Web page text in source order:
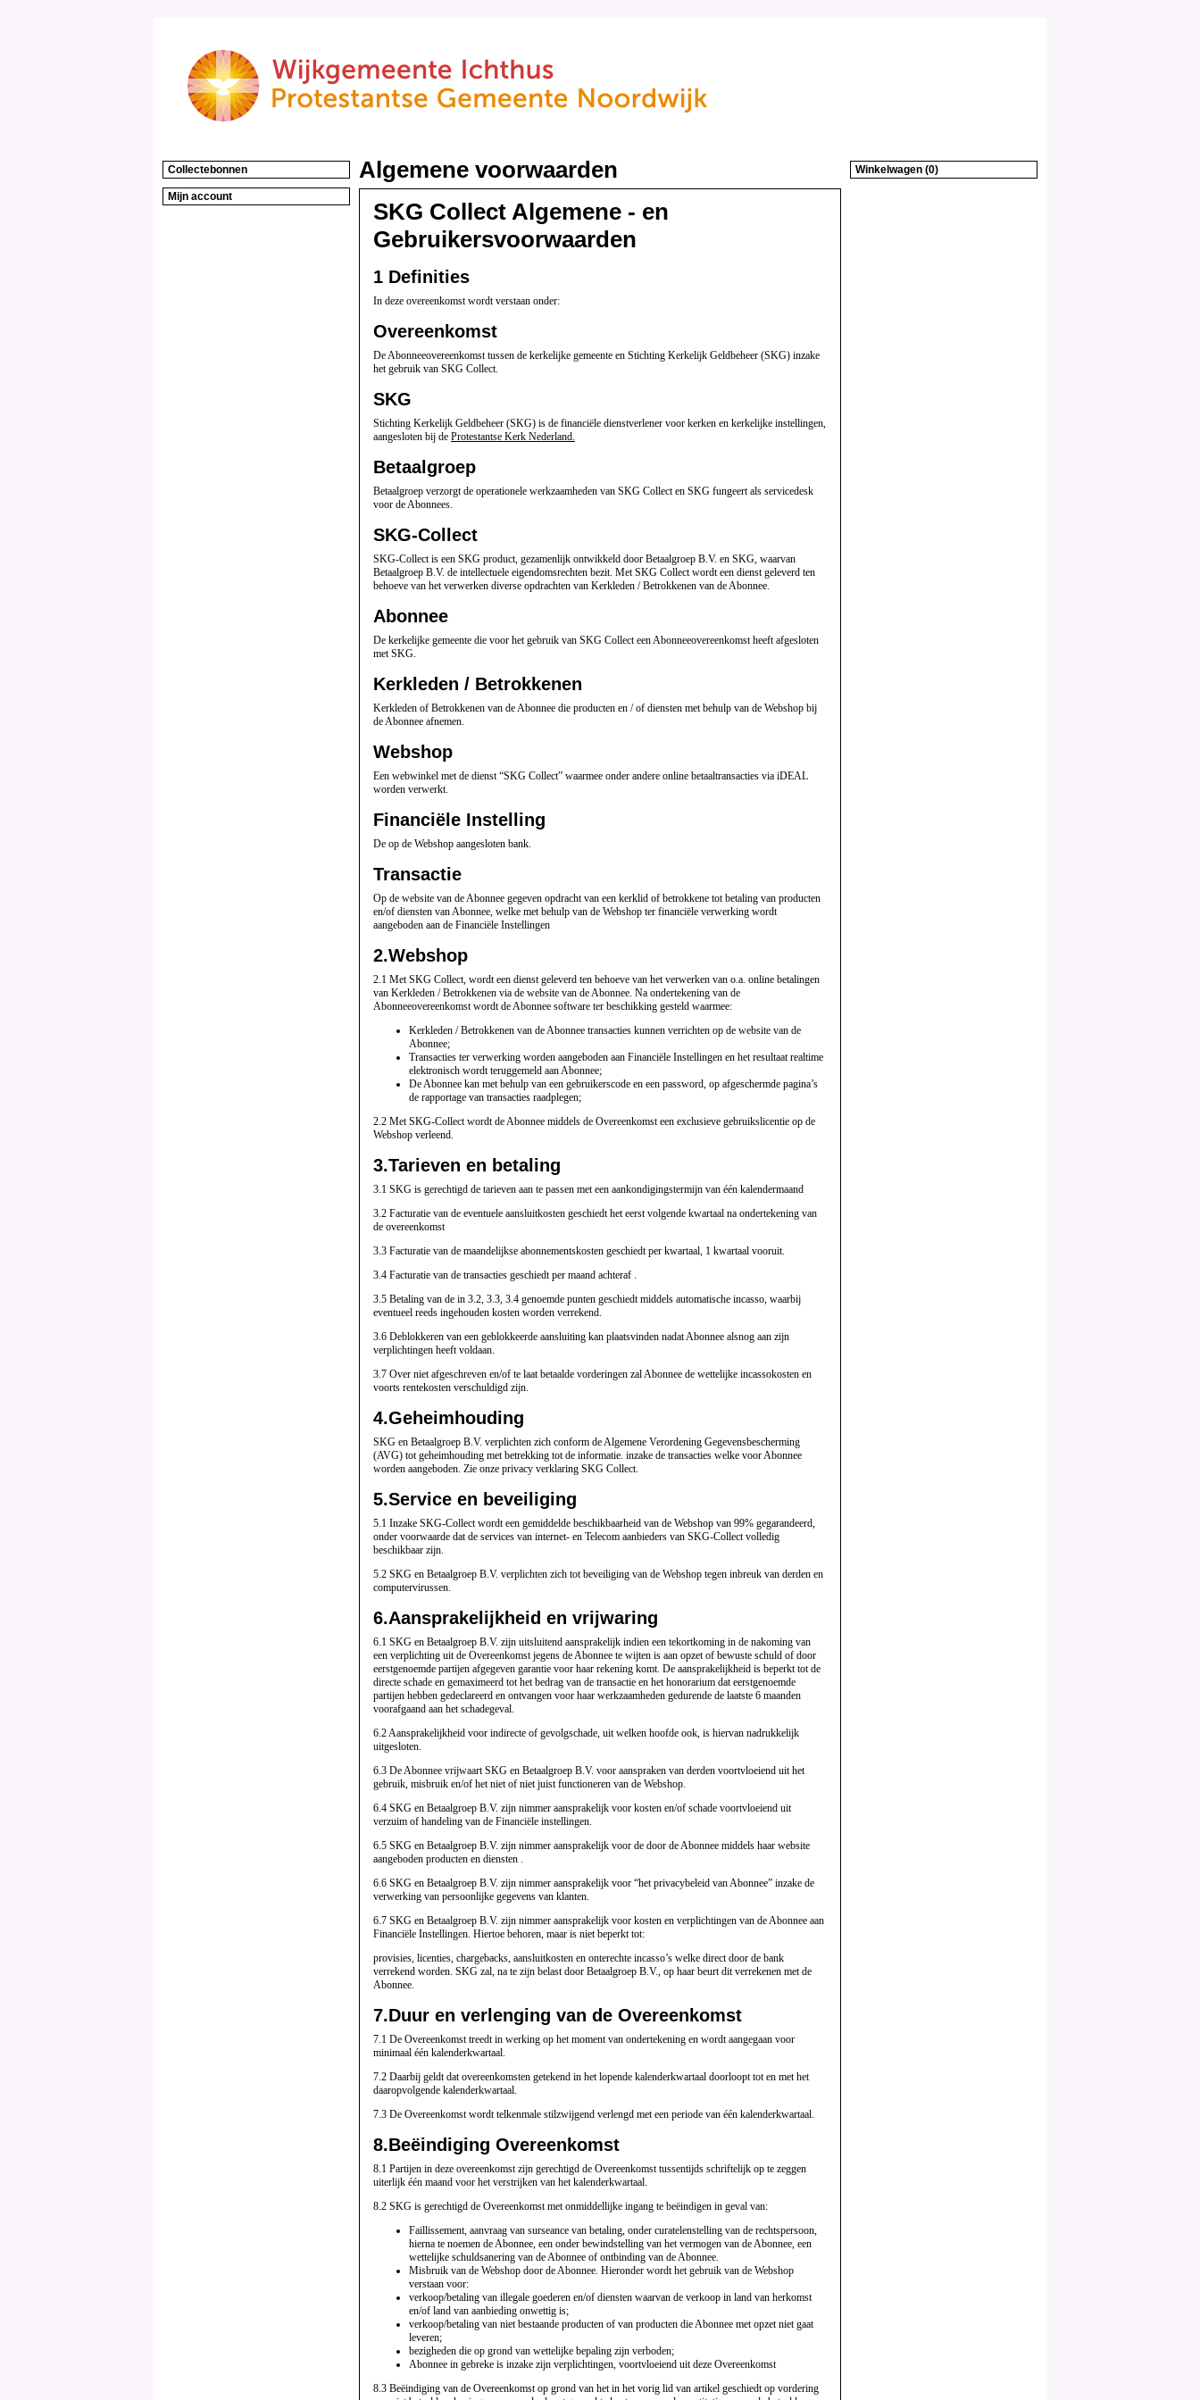
Algemene voorwaarden
SKG Collect Algemene - en
Gebruikersvoorwaarden
1 Definities
In deze overeenkomst wordt verstaan onder:
Overeenkomst
De Abonneeovereenkomst tussen de kerkelijke gemeente en Stichting Kerkelijk Geldbeheer (SKG) inzake
het gebruik van SKG Collect.
SKG
Stichting Kerkelijk Geldbeheer (SKG) is de financiële dienstverlener voor kerken en kerkelijke instellingen,
aangesloten bij de Protestantse Kerk Nederland.
Betaalgroep
Betaalgroep verzorgt de operationele werkzaamheden van SKG Collect en SKG fungeert als servicedesk
voor de Abonnees.
SKG-Collect
SKG-Collect is een SKG product, gezamenlijk ontwikkeld door Betaalgroep B.V. en SKG, waarvan
Betaalgroep B.V. de intellectuele eigendomsrechten bezit. Met SKG Collect wordt een dienst geleverd ten
behoeve van het verwerken diverse opdrachten van Kerkleden / Betrokkenen van de Abonnee.
Abonnee
De kerkelijke gemeente die voor het gebruik van SKG Collect een Abonneeovereenkomst heeft afgesloten
met SKG.
Kerkleden / Betrokkenen
Kerkleden of Betrokkenen van de Abonnee die producten en / of diensten met behulp van de Webshop bij
de Abonnee afnemen.
Webshop
Een webwinkel met de dienst “SKG Collect” waarmee onder andere online betaaltransacties via iDEAL
worden verwerkt.
Financiële Instelling
De op de Webshop aangesloten bank.
Transactie
Op de website van de Abonnee gegeven opdracht van een kerklid of betrokkene tot betaling van producten
en/of diensten van Abonnee, welke met behulp van de Webshop ter financiële verwerking wordt
aangeboden aan de Financiële Instellingen
2.Webshop
2.1 Met SKG Collect, wordt een dienst geleverd ten behoeve van het verwerken van o.a. online betalingen
van Kerkleden / Betrokkenen via de website van de Abonnee. Na ondertekening van de
Abonneeovereenkomst wordt de Abonnee software ter beschikking gesteld waarmee:
Kerkleden / Betrokkenen van de Abonnee transacties kunnen verrichten op de website van de
Abonnee;
Transacties ter verwerking worden aangeboden aan Financiële Instellingen en het resultaat realtime
elektronisch wordt teruggemeld aan Abonnee;
De Abonnee kan met behulp van een gebruikerscode en een password, op afgeschermde pagina’s
de rapportage van transacties raadplegen;
2.2 Met SKG-Collect wordt de Abonnee middels de Overeenkomst een exclusieve gebruikslicentie op de
Webshop verleend.
3.Tarieven en betaling
3.1 SKG is gerechtigd de tarieven aan te passen met een aankondigingstermijn van één kalendermaand
3.2 Facturatie van de eventuele aansluitkosten geschiedt het eerst volgende kwartaal na ondertekening van
de overeenkomst
3.3 Facturatie van de maandelijkse abonnementskosten geschiedt per kwartaal, 1 kwartaal vooruit.
3.4 Facturatie van de transacties geschiedt per maand achteraf .
3.5 Betaling van de in 3.2, 3.3, 3.4 genoemde punten geschiedt middels automatische incasso, waarbij
eventueel reeds ingehouden kosten worden verrekend.
3.6 Deblokkeren van een geblokkeerde aansluiting kan plaatsvinden nadat Abonnee alsnog aan zijn
verplichtingen heeft voldaan.
3.7 Over niet afgeschreven en/of te laat betaalde vorderingen zal Abonnee de wettelijke incassokosten en
voorts rentekosten verschuldigd zijn.
4.Geheimhouding
SKG en Betaalgroep B.V. verplichten zich conform de Algemene Verordening Gegevensbescherming
(AVG) tot geheimhouding met betrekking tot de informatie. inzake de transacties welke voor Abonnee
worden aangeboden. Zie onze privacy verklaring SKG Collect.
5.Service en beveiliging
5.1 Inzake SKG-Collect wordt een gemiddelde beschikbaarheid van de Webshop van 99% gegarandeerd,
onder voorwaarde dat de services van internet- en Telecom aanbieders van SKG-Collect volledig
beschikbaar zijn.
5.2 SKG en Betaalgroep B.V. verplichten zich tot beveiliging van de Webshop tegen inbreuk van derden en
computervirussen.
6.Aansprakelijkheid en vrijwaring
6.1 SKG en Betaalgroep B.V. zijn uitsluitend aansprakelijk indien een tekortkoming in de nakoming van
een verplichting uit de Overeenkomst jegens de Abonnee te wijten is aan opzet of bewuste schuld of door
eerstgenoemde partijen afgegeven garantie voor haar rekening komt. De aansprakelijkheid is beperkt tot de
directe schade en gemaximeerd tot het bedrag van de transactie en het honorarium dat eerstgenoemde
partijen hebben gedeclareerd en ontvangen voor haar werkzaamheden gedurende de laatste 6 maanden
voorafgaand aan het schadegeval.
6.2 Aansprakelijkheid voor indirecte of gevolgschade, uit welken hoofde ook, is hiervan nadrukkelijk
uitgesloten.
6.3 De Abonnee vrijwaart SKG en Betaalgroep B.V. voor aanspraken van derden voortvloeiend uit het
gebruik, misbruik en/of het niet of niet juist functioneren van de Webshop.
6.4 SKG en Betaalgroep B.V. zijn nimmer aansprakelijk voor kosten en/of schade voortvloeiend uit
verzuim of handeling van de Financiële instellingen.
6.5 SKG en Betaalgroep B.V. zijn nimmer aansprakelijk voor de door de Abonnee middels haar website
aangeboden producten en diensten .
6.6 SKG en Betaalgroep B.V. zijn nimmer aansprakelijk voor “het privacybeleid van Abonnee” inzake de
verwerking van persoonlijke gegevens van klanten.
6.7 SKG en Betaalgroep B.V. zijn nimmer aansprakelijk voor kosten en verplichtingen van de Abonnee aan
Financiële Instellingen. Hiertoe behoren, maar is niet beperkt tot:
provisies, licenties, chargebacks, aansluitkosten en onterechte incasso’s welke direct door de bank
verrekend worden. SKG zal, na te zijn belast door Betaalgroep B.V., op haar beurt dit verrekenen met de
Abonnee.
7.Duur en verlenging van de Overeenkomst
7.1 De Overeenkomst treedt in werking op het moment van ondertekening en wordt aangegaan voor
minimaal één kalenderkwartaal.
7.2 Daarbij geldt dat overeenkomsten getekend in het lopende kalenderkwartaal doorloopt tot en met het
daaropvolgende kalenderkwartaal.
7.3 De Overeenkomst wordt telkenmale stilzwijgend verlengd met een periode van één kalenderkwartaal.
8.Beëindiging Overeenkomst
8.1 Partijen in deze overeenkomst zijn gerechtigd de Overeenkomst tussentijds schriftelijk op te zeggen
uiterlijk één maand voor het verstrijken van het kalenderkwartaal.
8.2 SKG is gerechtigd de Overeenkomst met onmiddellijke ingang te beëindigen in geval van:
Faillissement, aanvraag van surseance van betaling, onder curatelenstelling van de rechtspersoon,
hierna te noemen de Abonnee, een onder bewindstelling van het vermogen van de Abonnee, een
wettelijke schuldsanering van de Abonnee of ontbinding van de Abonnee.
Misbruik van de Webshop door de Abonnee. Hieronder wordt het gebruik van de Webshop
verstaan voor:
verkoop/betaling van illegale goederen en/of diensten waarvan de verkoop in land van herkomst
en/of land van aanbieding onwettig is;
verkoop/betaling van niet bestaande producten of van producten die Abonnee met opzet niet gaat
leveren;
bezigheden die op grond van wettelijke bepaling zijn verboden;
Abonnee in gebreke is inzake zijn verplichtingen, voortvloeiend uit deze Overeenkomst
8.3 Beëindiging van de Overeenkomst op grond van het in het vorig lid van artikel geschiedt op vordering
Collectebonnen
Mijn account
Winkelwagen (0)